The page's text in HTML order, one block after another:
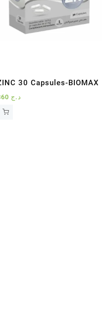
30 Capsules-BIOMAX
د.ج